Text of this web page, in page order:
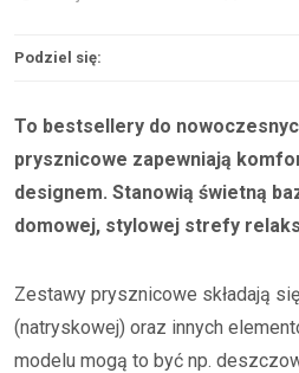
Podziel się:
To bestsellery do
prysznicowe zapewniają
designem. Stanowią świetną
domowej, stylowej strefy
Zestawy prysznicowe składają
(natryskowej) oraz innych
modelu mogą to być np.